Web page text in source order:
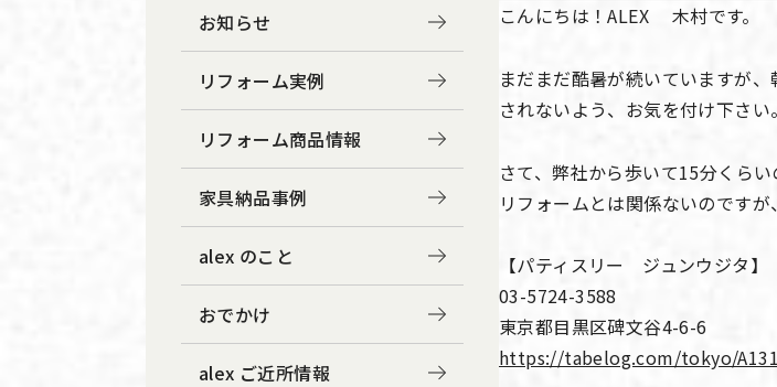
お知らせ
リフォーム実例
リフォーム商品情報
家具納品事例
alex のこと
おでかけ
alex ご近所情報
こんにちは！ALEX 木村です。
まだまだ酷暑が続いていますが
されないよう、お気を付け下さい。
さて、弊社から歩いて15分くら
リフォームとは関係ないのですが
【パティスリー ジュンウジタ】
03-5724-3588
東京都目黒区碑文谷4-6-6
https://tabelog.com/tokyo/